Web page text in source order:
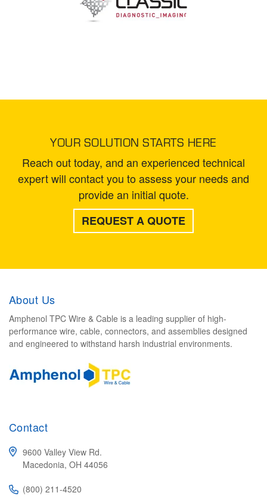
YOUR SOLUTION STARTS HERE
Reach out today, and an experienced technical
expert will contact you to assess your needs and
provide an initial quote.
REQUEST A QUOTE
About Us
Amphenol TPC Wire & Cable is a leading supplier of high-
performance wire, cable, connectors, and assemblies designed
and engineered to withstand harsh industrial environments.
Contact
9600 Valley View Rd.
Macedonia, OH 44056
(800) 211-4520